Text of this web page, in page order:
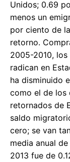
Unidos; 0.69
menos un
por ciento de
retorno.
2005-2010,
radican en
ha disminuido
como el de los
retornados de
saldo
cero; se van
media anual
2013 fue de